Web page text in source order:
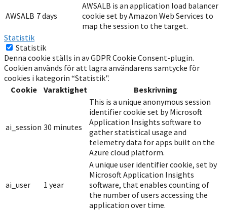
AWSALB 7 days
AWSALB is an application load balancer
cookie set by Amazon Web Services to
map the session to the target.
Statistik
Statistik
Denna cookie ställs in av GDPR Cookie Consent-plugin.
Cookien används för att lagra användarens samtycke för
cookies i kategorin “Statistik".
Cookie
Varaktighet Beskrivning
ai_session 30 minutes
This is a unique anonymous session
identifier cookie set by Microsoft
Application Insights software to
gather statistical usage and
telemetry data for apps built on the
Azure cloud platform.
ai_user 1 year
A unique user identifier cookie, set by
Microsoft Application Insights
software, that enables counting of
the number of users accessing the
application over time.